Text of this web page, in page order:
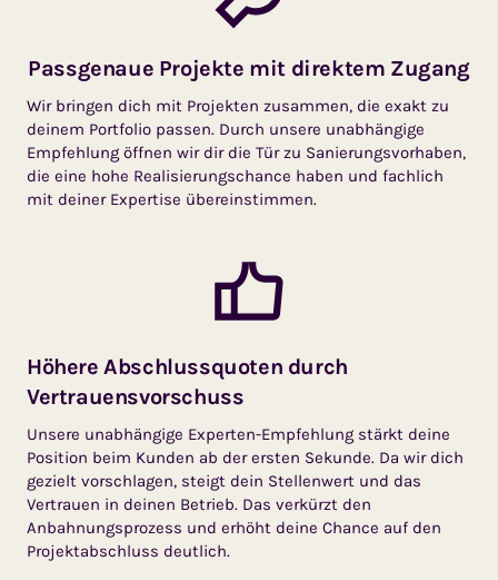
Passgenaue Projekte mit direktem Zugang
Wir bringen dich mit Projekten zusammen, die exakt zu
deinem Portfolio passen. Durch unsere unabhängige
Empfehlung öffnen wir dir die Tür zu Sanierungsvorhaben,
die eine hohe Realisierungschance haben und fachlich
mit deiner Expertise übereinstimmen.
Höhere Abschluss­quoten durch
Vertrauens­vorschuss
Unsere unabhängige Experten-Empfehlung stärkt deine
Position beim Kunden ab der ersten Sekunde. Da wir dich
gezielt vorschlagen, steigt dein Stellenwert und das
Vertrauen in deinen Betrieb. Das verkürzt den
Anbahnungsprozess und erhöht deine Chance auf den
Projektabschluss deutlich.